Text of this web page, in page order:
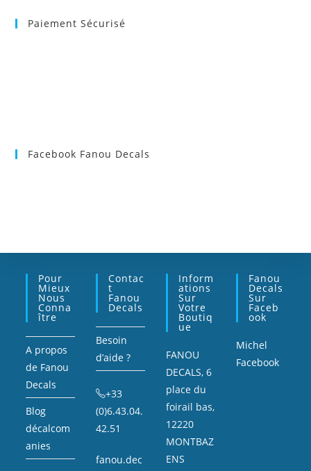
Paiement Sécurisé
Facebook Fanou Decals
Pour
Mieux
Nous
Conna
Ître
A propos
de Fanou
Decals
Blog
décalcom
anies
Contac
T
Fanou
Decals
Besoin
d’aide ?
+33
(0)6.43.04.
42.51
fanou.dec
Inform
Ations
Sur
Votre
Boutiq
Ue
FANOU
DECALS, 6
place du
foirail bas,
12220
MONTBAZ
ENS
Fanou
Decals
Sur
Faceb
Ook
Michel
Facebook